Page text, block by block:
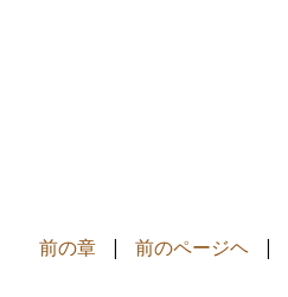
前の章 | 前のページヘ |